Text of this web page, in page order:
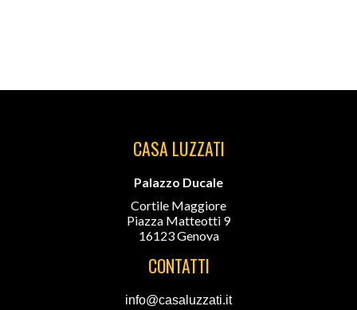
CASA LUZZATI
Palazzo Ducale
Cortile Maggiore
Piazza Matteotti 9
16123 Genova
CONTATTI
info@casaluzzati.it